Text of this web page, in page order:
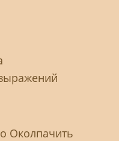
Околпачить